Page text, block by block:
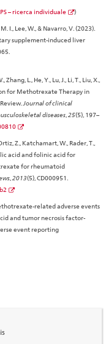
– ricerca individuale
)
I., Lee, W., & Navarro, V. (2023).
supplement-induced liver
Zhang, L., He, Y., Lu, J., Li, T., Liu, X.,
for Methotrexate Therapy in
Journal of clinical
diseases ,25(5), 197–
Z., Katchamart, W., Rader, T.,
acid and folinic acid for
for rheumatoid
,2013(5), CD000951.
related adverse events
and tumor necrosis factor-
event reporting